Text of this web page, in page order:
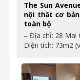
The Sun
nội thất cơ
toàn bộ
– Địa chỉ: 28 Mai
Diện tích: 73m2